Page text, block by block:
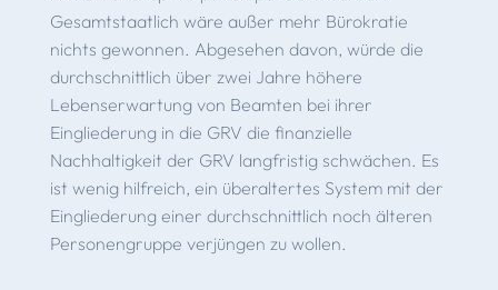
Gesamtstaatlich wäre außer mehr Bürokratie
nichts gewonnen. Abgesehen davon, würde die
durchschnittlich über zwei Jahre höhere
Lebenserwartung von Beamten bei ihrer
Eingliederung in die GRV die finanzielle
Nachhaltigkeit der GRV langfristig schwächen. Es
ist wenig hilfreich, ein überaltertes System mit der
Eingliederung einer durchschnittlich noch älteren
Personengruppe verjüngen zu wollen.